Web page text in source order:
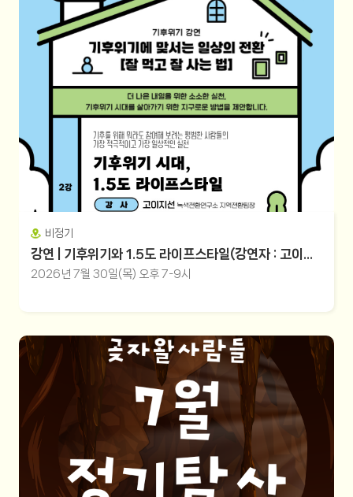
비정기
강연 | 기후위기와 1.5도 라이프스타일(강연자 : 고이지선)
2026년 7월 30일(목) 오후 7-9시